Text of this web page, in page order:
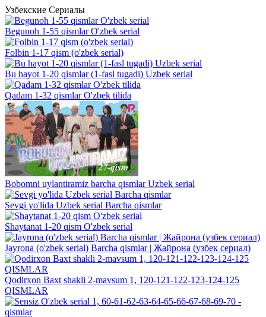
Узбекские Сериалы
Begunoh 1-55 qismlar O'zbek serial
Folbin 1-17 qism (o'zbek serial)
Bu hayot 1-20 qismlar (1-fasl tugadi) Uzbek serial
Qadam 1-32 qismlar O'zbek tilida
Bobomni uylantiramiz barcha qismlar Uzbek serial
Sevgi yo'lida Uzbek serial Barcha qismlar
Shaytanat 1-20 qism O'zbek serial
Jayrona (o'zbek serial) Barcha qismlar | Жайрона (узбек сериал)
Qodirxon Baxt shakli 2-mavsum 1, 120-121-122-123-124-125
QISMLAR